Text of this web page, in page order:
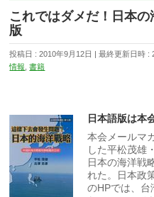
これではダメだ！日本
版
投稿日 : 2010年9月12日 最終更新日時 :
情報 ,書籍
日本語版は本
本会メールマ
した平松茂雄
日本の海洋戦
れた。日本政
のHPでは、台